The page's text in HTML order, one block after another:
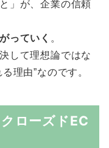
」が、企業の信頼
っていく 。
して理想論ではな
理由”なのです。
ローズドEC